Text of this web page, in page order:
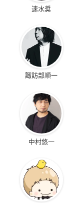
速水奨
諏訪部順一
中村悠一